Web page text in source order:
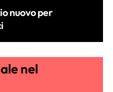
nuovo per
nel